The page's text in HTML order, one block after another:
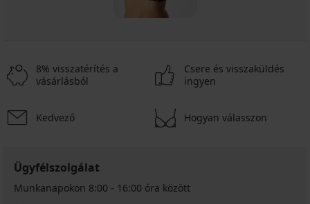
8% visszatérítés a
vásárlásból
Csere és visszaküldés
ingyen
Kedvező Hogyan válasszon
Ügyfélszolgálat
Munkanapokon 8:00 - 16:00 óra között